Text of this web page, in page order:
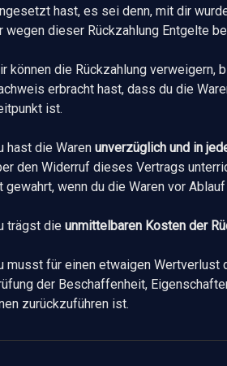
hast, es sei denn, mit dir
wegen dieser Rückzahlung Entgelte
können die Rückzahlung verweigern,
erbracht hast, dass du die
ist.
hast die Waren unverzüglich und in
den Widerruf dieses Vertrags
gewahrt, wenn du die Waren vor
trägst die unmittelbaren Kosten der
musst für einen etwaigen Wertverlust
der Beschaffenheit,
zurückzuführen ist.